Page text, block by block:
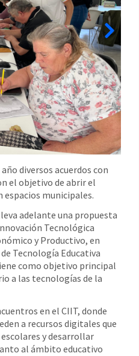
diversos acuerdos con
el objetivo de abrir el
espacios municipales.
adelante una propuesta
Tecnológica
y Productivo, en
Tecnología Educativa
como objetivo principal
a las tecnologías de la
en el CIIT, donde
a recursos digitales que
y desarrollar
al ámbito educativo